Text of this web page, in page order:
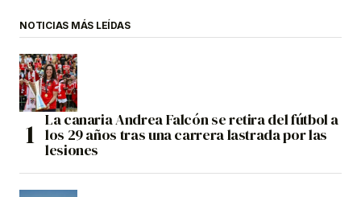
NOTICIAS MÁS LEÍDAS
La canaria Andrea Falcón se retira del fútbol a
los 29 años tras una carrera lastrada por las
lesiones